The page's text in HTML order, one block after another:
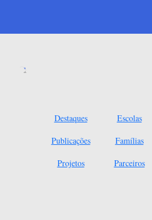
Destaques
Publicações
Projetos
Escolas
Famílias
Parceiros